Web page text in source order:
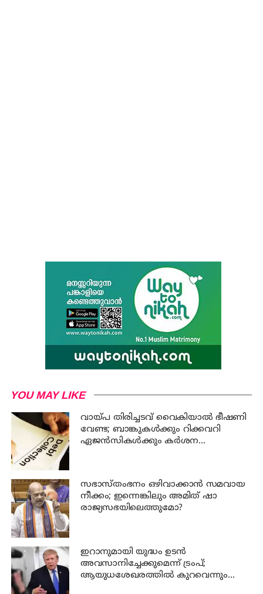
YOU MAY LIKE
വായ്പ തിരിച്ചടവ് വൈകിയാൽ ഭീഷണി
വേണ്ട; ബാങ്കുകൾക്കും റിക്കവറി
ഏജൻസികൾക്കും കർശന
സഭാസ്തംഭനം ഒഴിവാക്കാൻ സമവായ
നീക്കം; ഇന്നെങ്കിലും അമിത് ഷാ
രാജ്യസഭയിലെത്തുമോ?
ഇറാനുമായി യുദ്ധം ഉടൻ
അവസാനിച്ചേക്കുമെന്ന് ട്രംപ്;
ആയുധശേഖരത്തിൽ കുറവെന്നും